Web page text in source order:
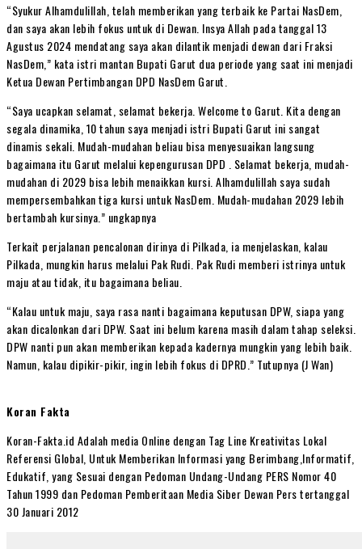
“Syukur Alhamdulillah, telah memberikan yang terbaik ke Partai NasDem,
dan saya akan lebih fokus untuk di Dewan. Insya Allah pada tanggal 13
Agustus 2024 mendatang saya akan dilantik menjadi dewan dari Fraksi
NasDem,” kata istri mantan Bupati Garut dua periode yang saat ini menjadi
Ketua Dewan Pertimbangan DPD NasDem Garut.
“Saya ucapkan selamat, selamat bekerja. Welcome to Garut. Kita dengan
segala dinamika, 10 tahun saya menjadi istri Bupati Garut ini sangat
dinamis sekali. Mudah-mudahan beliau bisa menyesuaikan langsung
bagaimana itu Garut melalui kepengurusan DPD . Selamat bekerja, mudah-
mudahan di 2029 bisa lebih menaikkan kursi. Alhamdulillah saya sudah
mempersembahkan tiga kursi untuk NasDem. Mudah-mudahan 2029 lebih
bertambah kursinya.” ungkapnya
Terkait perjalanan pencalonan dirinya di Pilkada, ia menjelaskan, kalau
Pilkada, mungkin harus melalui Pak Rudi. Pak Rudi memberi istrinya untuk
maju atau tidak, itu bagaimana beliau.
“Kalau untuk maju, saya rasa nanti bagaimana keputusan DPW, siapa yang
akan dicalonkan dari DPW. Saat ini belum karena masih dalam tahap seleksi.
DPW nanti pun akan memberikan kepada kadernya mungkin yang lebih baik.
Namun, kalau dipikir-pikir, ingin lebih fokus di DPRD.” Tutupnya (J Wan)
Koran Fakta
Koran-Fakta.id Adalah media Online dengan Tag Line Kreativitas Lokal
Referensi Global, Untuk Memberikan Informasi yang Berimbang,Informatif,
Edukatif, yang Sesuai dengan Pedoman Undang-Undang PERS Nomor 40
Tahun 1999 dan Pedoman Pemberitaan Media Siber Dewan Pers tertanggal
30 Januari 2012